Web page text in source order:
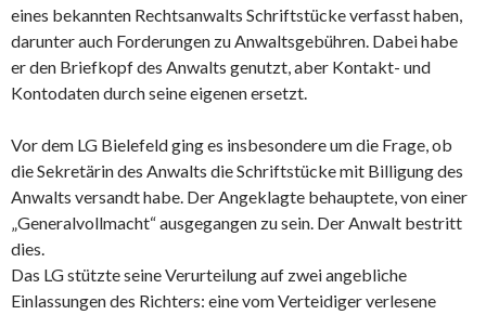
eines bekannten Rechtsanwalts Schriftstücke verfasst haben,
darunter auch Forderungen zu Anwaltsgebühren. Dabei habe
er den Briefkopf des Anwalts genutzt, aber Kontakt- und
Kontodaten durch seine eigenen ersetzt.
Vor dem LG Bielefeld ging es insbesondere um die Frage, ob
die Sekretärin des Anwalts die Schriftstücke mit Billigung des
Anwalts versandt habe. Der Angeklagte behauptete, von einer
„Generalvollmacht“ ausgegangen zu sein. Der Anwalt bestritt
dies.
Das LG stützte seine Verurteilung auf zwei angebliche
Einlassungen des Richters: eine vom Verteidiger verlesene